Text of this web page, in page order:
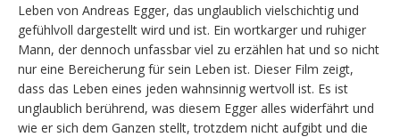
Leben von Andreas Egger, das unglaublich vielschichtig und
gefühlvoll dargestellt wird und ist. Ein wortkarger und ruhiger
Mann, der dennoch unfassbar viel zu erzählen hat und so nicht
nur eine Bereicherung für sein Leben ist. Dieser Film zeigt,
dass das Leben eines jeden wahnsinnig wertvoll ist. Es ist
unglaublich berührend, was diesem Egger alles widerfährt und
wie er sich dem Ganzen stellt, trotzdem nicht aufgibt und die